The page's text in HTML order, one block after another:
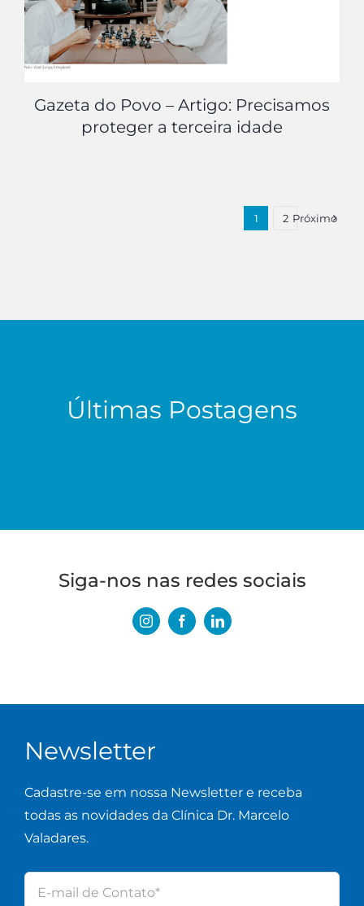
Gazeta do Povo – Artigo: Precisamos
proteger a terceira idade
1 2 Próximo
Últimas Postagens
Siga-nos nas redes sociais
Newsletter
Cadastre-se em nossa Newsletter e receba
todas as novidades da Clínica Dr. Marcelo
Valadares.